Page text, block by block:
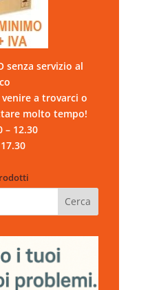
senza servizio al
venire a trovarci o
molto tempo!
– 12.30